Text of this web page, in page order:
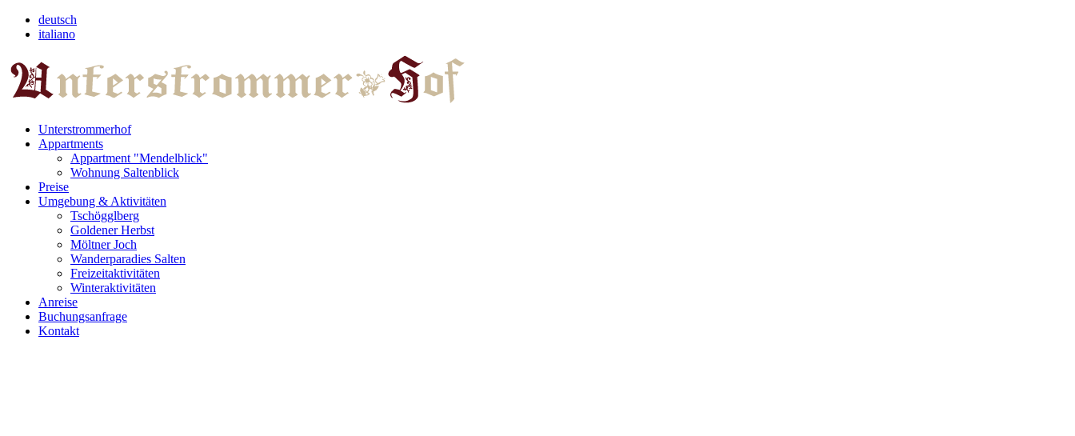
deutsch
italiano
Unterstrommerhof
Appartments
Appartment "Mendelblick"
Wohnung Saltenblick
Preise
Umgebung & Aktivitäten
Tschögglberg
Goldener Herbst
Möltner Joch
Wanderparadies Salten
Freizeitaktivitäten
Winteraktivitäten
Anreise
Buchungsanfrage
Kontakt